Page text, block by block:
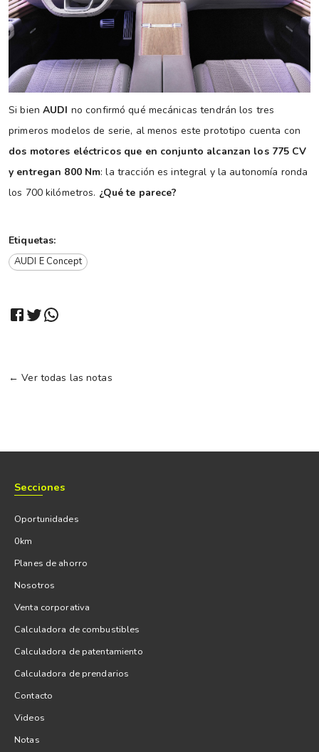
Si bienAUDI no confirmó qué mecánicas tendrán los tres
primeros modelos de serie, al menos este prototipo cuenta con
dos motores eléctricos que en conjunto alcanzan los 775 CV
y entregan 800 Nm: la tracción es integral y la autonomía ronda
los 700 kilómetros. ¿Qué te parece?
Etiquetas:
AUDI E Concept
← Ver todas las notas
Secciones
Oportunidades
0km
Planes de ahorro
Nosotros
Venta corporativa
Calculadora de combustibles
Calculadora de patentamiento
Calculadora de prendarios
Contacto
Videos
Notas